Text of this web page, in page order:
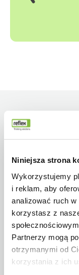
Niniejsza strona
Wykorzystujemy
i reklam, aby
analizować ruch
korzystasz z
Partnerzy mogą
otrzymanymi od
korzystania z ich